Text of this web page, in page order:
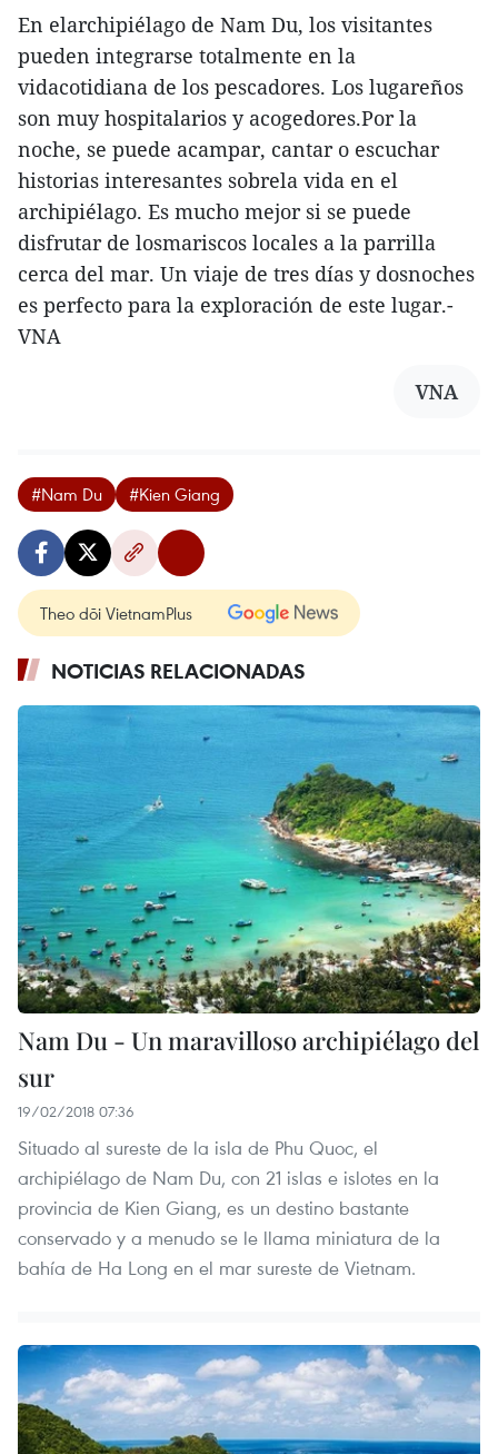
En elarchipiélago de Nam Du, los visitantes
pueden integrarse totalmente en la
vidacotidiana de los pescadores. Los lugareños
son muy hospitalarios y acogedores.Por la
noche, se puede acampar, cantar o escuchar
historias interesantes sobrela vida en el
archipiélago. Es mucho mejor si se puede
disfrutar de losmariscos locales a la parrilla
cerca del mar. Un viaje de tres días y dosnoches
es perfecto para la exploración de este lugar.-
VNA
VNA
#Nam Du #Kien Giang
Theo dõi VietnamPlus
NOTICIAS RELACIONADAS
Nam Du - Un maravilloso archipiélago del
sur
19/02/2018 07:36
Situado al sureste de la isla de Phu Quoc, el
archipiélago de Nam Du, con 21 islas e islotes en la
provincia de Kien Giang, es un destino bastante
conservado y a menudo se le llama miniatura de la
bahía de Ha Long en el mar sureste de Vietnam.